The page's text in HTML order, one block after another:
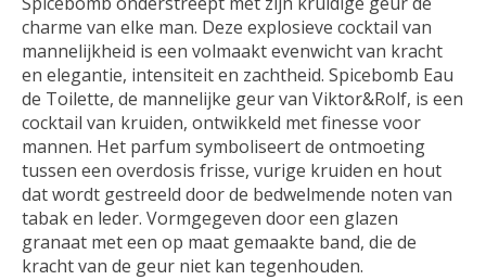
charme van elke man. Deze explosieve cocktail van
mannelijkheid is een volmaakt evenwicht van kracht
en elegantie, intensiteit en zachtheid. Spicebomb Eau
de Toilette, de mannelijke geur van Viktor&Rolf, is een
cocktail van kruiden, ontwikkeld met finesse voor
mannen. Het parfum symboliseert de ontmoeting
tussen een overdosis frisse, vurige kruiden en hout
dat wordt gestreeld door de bedwelmende noten van
tabak en leder. Vormgegeven door een glazen
granaat met een op maat gemaakte band, die de
kracht van de geur niet kan tegenhouden.